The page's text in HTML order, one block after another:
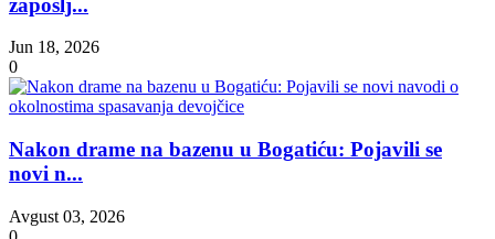
zapošlj...
Jun 18, 2026
0
Nakon drame na bazenu u Bogatiću: Pojavili se
novi n...
Avgust 03, 2026